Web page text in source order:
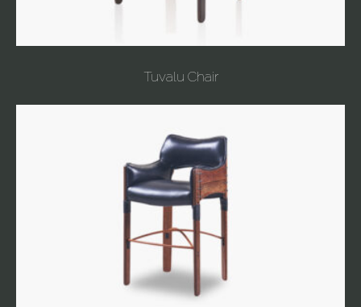
Tuvalu Chair